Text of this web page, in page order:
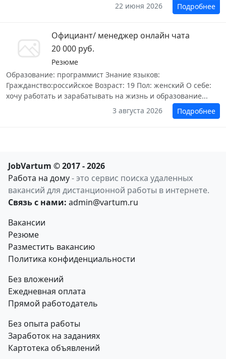
22 июня 2026
Подробнее
Официант/ менеджер онлайн чата
20 000 руб.
Резюме
Образование: программист Знание языков:
Гражданство:российское Возраст: 19 Пол: женский О себе:
хочу работать и зарабатывать на жизнь и образование...
3 августа 2026
Подробнее
JobVartum © 2017 - 2026
Работа на дому- это сервис поиска удаленных
вакансий для дистанционной работы в интернете.
Связь с нами: admin@vartum.ru
Вакансии
Резюме
Разместить вакансию
Политика конфиденциальности
Без вложений
Ежедневная оплата
Прямой работодатель
Без опыта работы
Заработок на заданиях
Картотека объявлений